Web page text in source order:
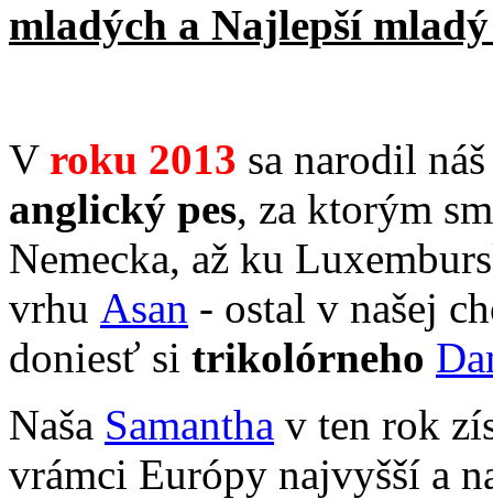
mladých a Najlepší
V roku 2013 sa narodil
anglický pes, za ktorým
Nemecka, až ku
vrhu Asan - ostal v našej
doniesť si trikolórneho
Naša Samantha v ten rok
vrámci Európy najvyšší a